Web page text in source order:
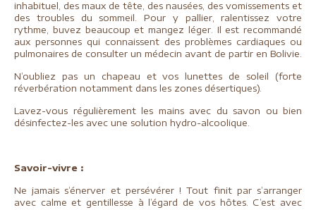
inhabituel, des maux de tête, des nausées, des vomissements et
des troubles du sommeil. Pour y pallier, ralentissez votre
rythme, buvez beaucoup et mangez léger. Il est recommandé
aux personnes qui connaissent des problèmes cardiaques ou
pulmonaires de consulter un médecin avant de partir en Bolivie.
N’oubliez pas un chapeau et vos lunettes de soleil (forte
réverbération notamment dans les zones désertiques).
Lavez-vous régulièrement les mains avec du savon ou bien
désinfectez-les avec une solution hydro-alcoolique.
Savoir-vivre :
Ne jamais s’énerver et persévérer ! Tout finit par s’arranger
avec calme et gentillesse à l’égard de vos hôtes. C’est avec